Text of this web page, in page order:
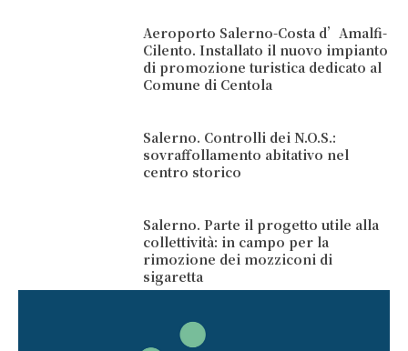
Aeroporto Salerno-Costa d’Amalfi-
Cilento. Installato il nuovo impianto
di promozione turistica dedicato al
Comune di Centola
Salerno. Controlli dei N.O.S.:
sovraffollamento abitativo nel
centro storico
Salerno. Parte il progetto utile alla
collettività: in campo per la
rimozione dei mozziconi di
sigaretta